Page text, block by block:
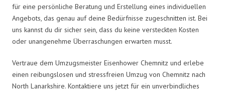
für eine persönliche Beratung und Erstellung eines individuellen
Angebots, das genau auf deine Bedürfnisse zugeschnitten ist. Bei
uns kannst du dir sicher sein, dass du keine versteckten Kosten
oder unangenehme Überraschungen erwarten musst.
Vertraue dem Umzugsmeister Eisenhower Chemnitz und erlebe
einen reibungslosen und stressfreien Umzug von Chemnitz nach
North Lanarkshire. Kontaktiere uns jetzt für ein unverbindliches